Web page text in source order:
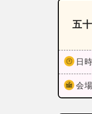
五
日時
会場